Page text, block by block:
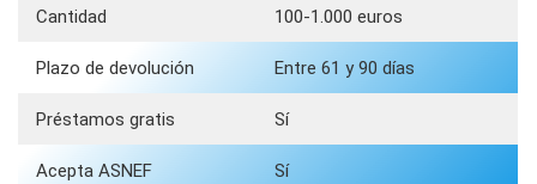
Cantidad 100-1.000 euros
Plazo de devolución Entre 61 y 90 días
Préstamos gratis Sí
Acepta ASNEF Sí